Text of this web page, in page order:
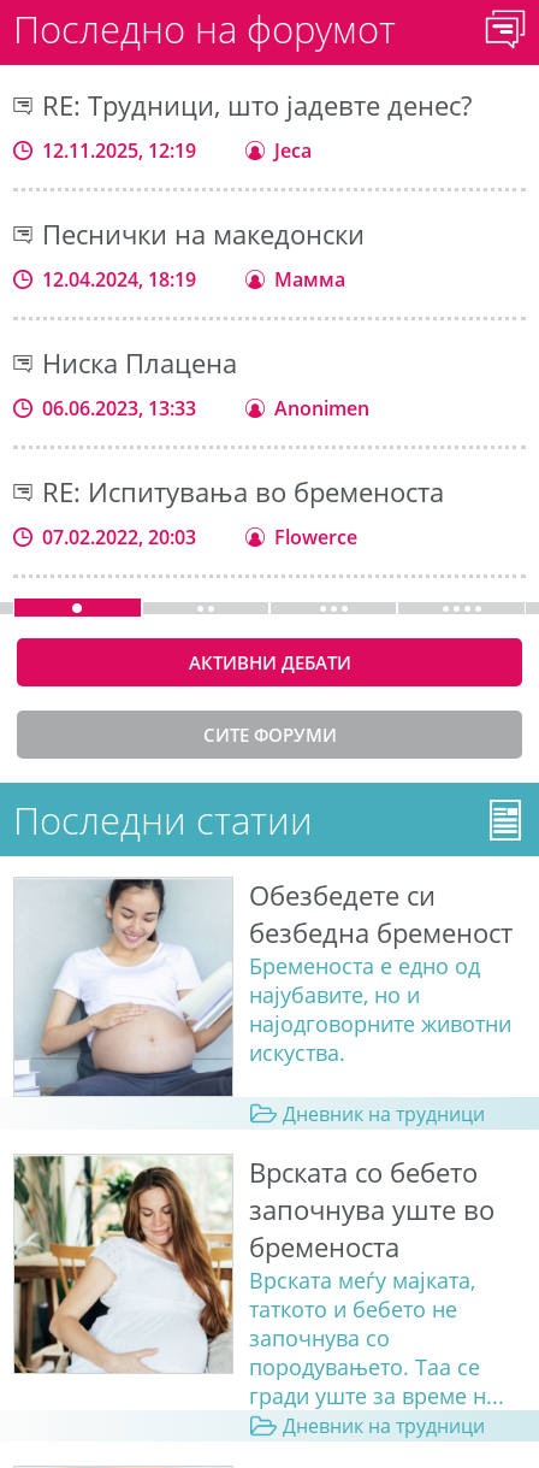
Последно на форумот
RE: Трудници, што јадевте денес?
12.11.2025, 12:19 Jeca
Песнички на македонски
12.04.2024, 18:19 Мамма
Ниска Плацена
06.06.2023, 13:33 Anonimen
RE: Испитувања во бременоста
07.02.2022, 20:03 Flowerce
АКТИВНИ ДЕБАТИ
СИТЕ ФОРУМИ
Последни статии
Обезбедете си
безбедна бременост
Бременоста е едно од
најубавите, но и
најодговорните животни
искуства.
Дневник на трудници
Врската со бебето
започнува уште во
бременоста
Врската меѓу мајката,
таткото и бебето не
започнува со
породувањето. Таа се
гради уште за време н...
Дневник на трудници